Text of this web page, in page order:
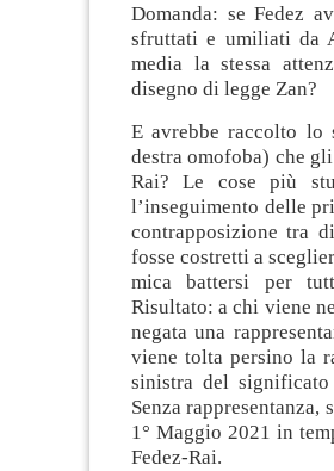
Domanda: se Fedez
sfruttati e umiliati da
media la stessa
disegno di legge Zan?
E avrebbe raccolto lo
destra omofoba) che
Rai? Le cose più
l’inseguimento delle
contrapposizione tra
fosse costretti a
mica battersi per
Risultato: a chi viene
negata una
viene tolta persino la
sinistra del
Senza rappresentanza,
1° Maggio 2021 in
Fedez-Rai.